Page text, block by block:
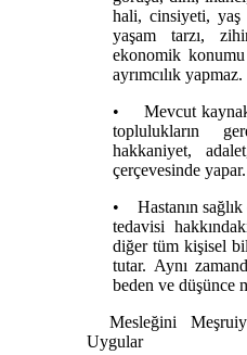
hali, cinsiyeti, yaş
yaşam tarzı,
ekonomik
ayrımcılık yapmaz.
•
Mevcut
toplulukların
hakkaniyet,
çerçevesinde yapar.
•
Hastanın
tedavisi
diğer tüm kişisel
tutar. Aynı
beden ve düşünce
Mesleğini
Uygular